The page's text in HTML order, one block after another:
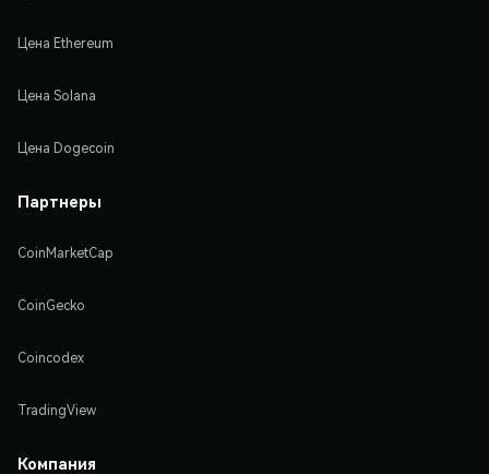
Цена Ethereum
Цена Solana
Цена Dogecoin
Партнеры
CoinMarketCap
CoinGecko
Coincodex
TradingView
Компания